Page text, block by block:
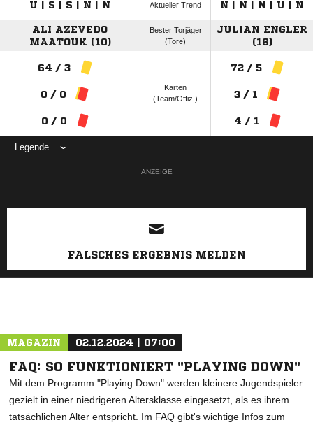
U | S | S | N | N Aktueller Trend N | N | N | U | N
ALI AZEVEDO
MAATOUK (10)
Bester Torjäger
(Tore)
JULIAN ENGLER
(16)
64 / 3
0 / 0
0 / 0
Karten
(Team/Offiz.)
72 / 5
3 / 1
4 / 1
Legende
ANZEIGE
FALSCHES ERGEBNIS MELDEN
MAGAZIN 02.12.2024 | 07:00
FAQ: SO FUNKTIONIERT "PLAYING DOWN"
Mit dem Programm "Playing Down" werden kleinere Jugendspieler
gezielt in einer niedrigeren Altersklasse eingesetzt, als es ihrem
tatsächlichen Alter entspricht. Im FAQ gibt's wichtige Infos zum